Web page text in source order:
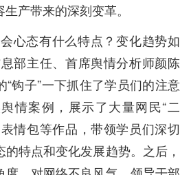
产带来的深刻变革。
心态有什么特点？变化趋势如
部主任、首席舆情分析师颜陈
钩子”一下抓住了学员们的注意
情案例，展示了大量网民“二
情包等作品，带领学员们深切
特点和变化发展趋势。之后，